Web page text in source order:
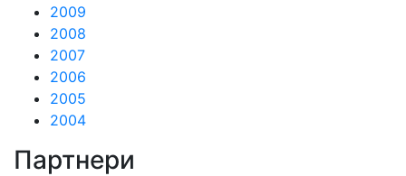
2009
2008
2007
2006
2005
2004
Партнери